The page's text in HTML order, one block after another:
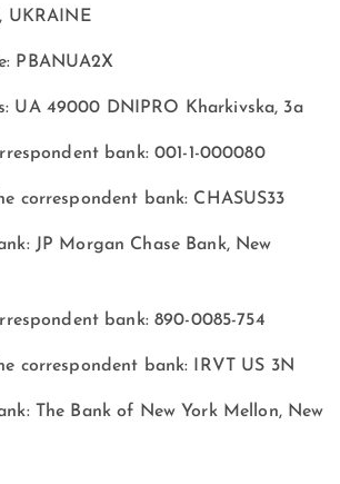
UKRAINE
PBANUA2X
UA 49000 DNIPRO Kharkivska, 3a
bank: 001-1-000080
correspondent bank: CHASUS33
JP Morgan Chase Bank, New
bank: 890-0085-754
correspondent bank: IRVT US 3N
The Bank of New York Mellon, New